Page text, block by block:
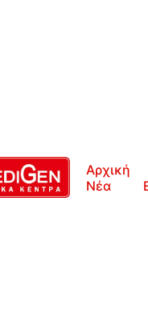
Αρχική
Νέα